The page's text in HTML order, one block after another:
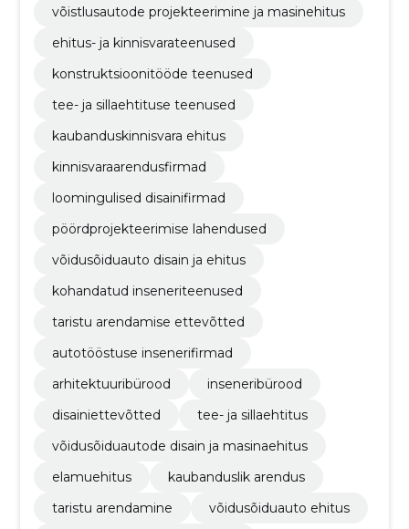
võistlusautode projekteerimine ja masinehitus
ehitus- ja kinnisvarateenused
konstruktsioonitööde teenused
tee- ja sillaehtituse teenused
kaubanduskinnisvara ehitus
kinnisvaraarendusfirmad
loomingulised disainifirmad
pöördprojekteerimise lahendused
võidusõiduauto disain ja ehitus
kohandatud inseneriteenused
taristu arendamise ettevõtted
autotööstuse insenerifirmad
arhitektuuribürood
inseneribürood
disainiettevõtted
tee- ja sillaehtitus
võidusõiduautode disain ja masinaehitus
elamuehitus
kaubanduslik arendus
taristu arendamine
võidusõiduauto ehitus